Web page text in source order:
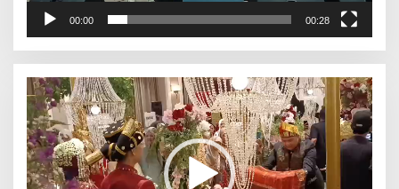
00:00 00:28
Pemutar
Video